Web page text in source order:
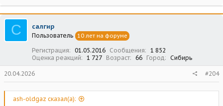
а
к
ц
и
и
С салгир
Пользователь 10 лет на форуме
Регистрация 01.05.2016 Сообщения
1 852
Оценка реакций
1 727 Возраст 66 Город Сибирь
20.04.2026 #204
ash-oldgaz сказал(а):